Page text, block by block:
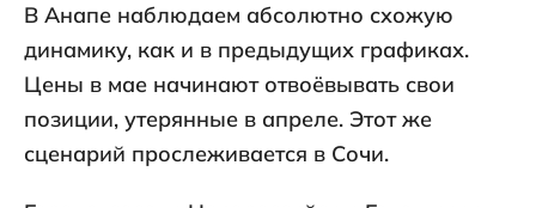
В Анапе наблюдаем абсолютно схожую
динамику, как и в предыдущих графиках.
Цены в мае начинают отвоёвывать свои
позиции, утерянные в апреле. Этот же
сценарий прослеживается в Сочи.